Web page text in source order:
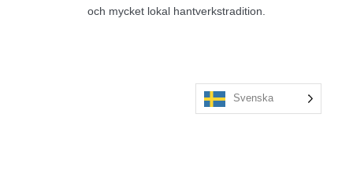
och mycket lokal hantverkstradition.
Svenska